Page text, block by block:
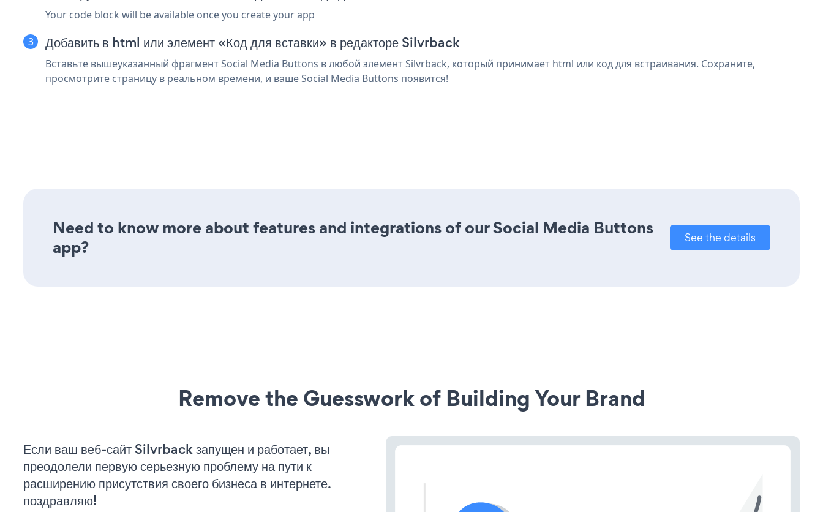
Your code block will be available once you create your app
Добавить в html или элемент «Код для вставки» в редакторе Silvrback
Вставьте вышеуказанный фрагмент Social Media Buttons в любой элемент Silvrback, который принимает html или код для встраивания. Сохраните,
просмотрите страницу в реальном времени, и ваше Social Media Buttons появится!
Need to know more about features and integrations of our Social Media Buttons
app?
See the details
Remove the Guesswork of Building Your Brand
Если ваш веб-сайт Silvrback запущен и работает, вы
преодолели первую серьезную проблему на пути к
расширению присутствия своего бизнеса в интернете.
поздравляю!